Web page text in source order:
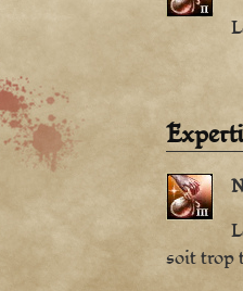
soit trop